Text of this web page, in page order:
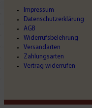
Impressum
Datenschutzerklärung
AGB
Widerrufsbelehrung
Versandarten
Zahlungsarten
Vertrag widerrufen